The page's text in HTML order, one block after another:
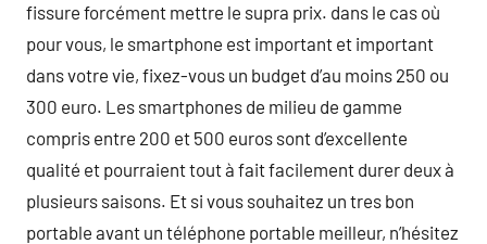
fissure forcément mettre le supra prix. dans le cas où
pour vous, le smartphone est important et important
dans votre vie, fixez-vous un budget d’au moins 250 ou
300 euro. Les smartphones de milieu de gamme
compris entre 200 et 500 euros sont d’excellente
qualité et pourraient tout à fait facilement durer deux à
plusieurs saisons. Et si vous souhaitez un tres bon
portable avant un téléphone portable meilleur, n’hésitez